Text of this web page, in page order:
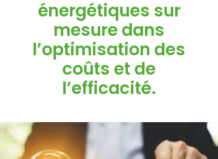
QUI SOMMES-NOUS ?
BLOG & F.A.Q
énergétiques sur
mesure dans
l’optimisation des
coûts et de
l’efficacité.